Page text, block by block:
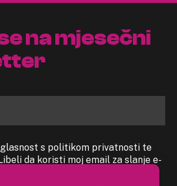
na mjesečni
s politikom privatnosti te
da koristi moj email za slanje e-